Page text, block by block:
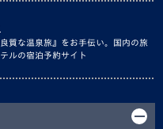
質な温泉旅』をお手伝い。国内の旅
ルの宿泊予約サイト